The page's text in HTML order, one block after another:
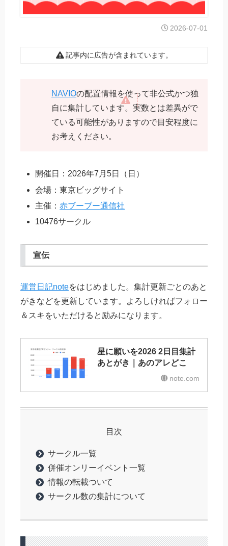
2026-07-01
記事内に広告が含まれています。
NAVIOの配置情報を使って非公式かつ独
自に集計しています。実数とは差異がで
ている可能性がありますので目安程度に
お考えください。
開催日：2026年7月5日（日）
会場：東京ビッグサイト
主催：赤ブーブー通信社
10476サークル
宣伝
運営日記noteをはじめました。集計更新ごとのあと
がきなどを更新しています。よろしければフォロー
＆スキをいただけると励みになります。
星に願いを2026 2日目集計
あとがき｜あのアレどこ
note.com
目次
サークル一覧
併催オンリーイベント一覧
情報の転載ついて
サークル数の集計について